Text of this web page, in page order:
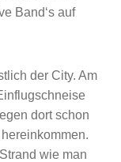
Band‘s auf
der City. Am
dort schon
wie man